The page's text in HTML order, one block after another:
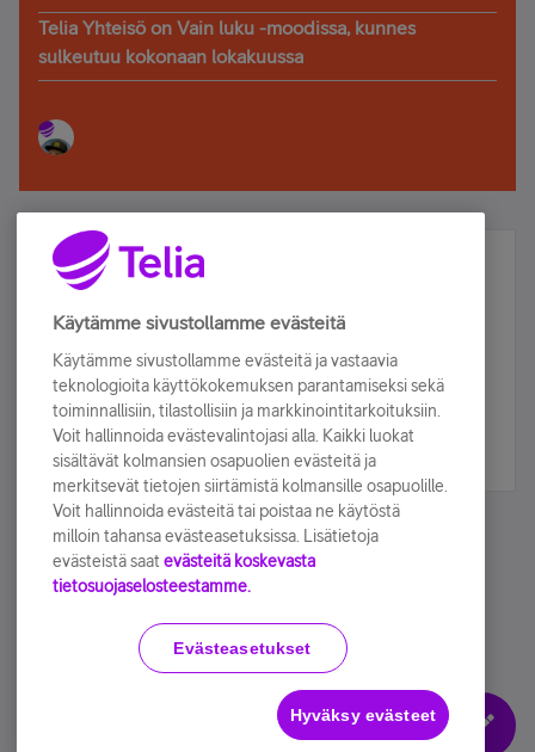
Telia Yhteisö on Vain luku -moodissa, kunnes
sulkeutuu kokonaan lokakuussa
Älä jää paitsi – osallistu ja voita!
Tilaa Telian uutiskirje ja olet mukana arvonnassa.
sähköpostiisi.
Tilaa nyt
Käyttöehdot Accessibility statement
Evästeasetukset
Käytämme sivustollamme evästeitä
Käytämme sivustollamme evästeitä ja vastaavia
teknologioita käyttökokemuksen parantamiseksi sekä
toiminnallisiin, tilastollisiin ja markkinointitarkoituksiin.
Voit hallinnoida evästevalintojasi alla. Kaikki luokat
sisältävät kolmansien osapuolien evästeitä ja
merkitsevät tietojen siirtämistä kolmansille osapuolille.
Voit hallinnoida evästeitä tai poistaa ne käytöstä
milloin tahansa evästeasetuksissa. Lisätietoja
evästeistä saat evästeitä koskevasta
tietosuojaselosteestamme.
Evästeasetukset
Hyväksy evästeet